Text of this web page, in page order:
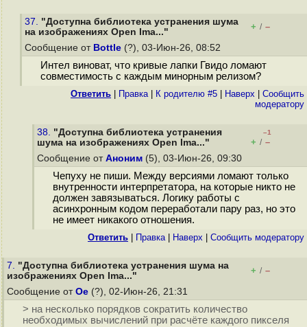
37. "Доступна библиотека устранения шума
на изображениях Open Ima..."
+ / –
Сообщение от Bottle (?), 03-Июн-26, 08:52
Интел виноват, что кривые лапки Гвидо ломают
совместимость с каждым минорным релизом?
Ответить Правка| К родителю #5 Наверх
Cообщить
модератору
38. "Доступна библиотека устранения
шума на изображениях Open Ima..."
–1
+ / –
Сообщение от Аноним (5), 03-Июн-26, 09:30
Чепуху не пиши. Между версиями ломают только
внутренности интерпретатора, на которые никто не
должен завязываться. Логику работы с
асинхронным кодом переработали пару раз, но это
не имеет никакого отношения.
Ответить Правка| Наверх Cообщить модератору
7. "Доступна библиотека устранения шума на
изображениях Open Ima..."
+ / –
Сообщение от Oe (?), 02-Июн-26, 21:31
> на несколько порядков сократить количество
необходимых вычислений при расчёте каждого пикселя